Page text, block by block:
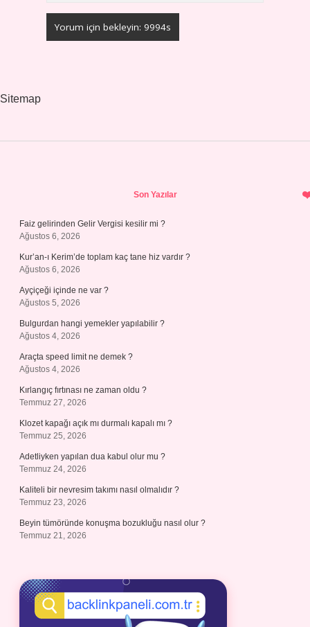
Sitemap
Son Yazılar
Faiz gelirinden Gelir Vergisi kesilir mi ?
Ağustos 6, 2026
Kur’an-ı Kerim’de toplam kaç tane hiz vardır ?
Ağustos 6, 2026
Ayçiçeği içinde ne var ?
Ağustos 5, 2026
Bulgurdan hangi yemekler yapılabilir ?
Ağustos 4, 2026
Araçta speed limit ne demek ?
Ağustos 4, 2026
Kırlangıç fırtınası ne zaman oldu ?
Temmuz 27, 2026
Klozet kapağı açık mı durmalı kapalı mı ?
Temmuz 25, 2026
Adetliyken yapılan dua kabul olur mu ?
Temmuz 24, 2026
Kaliteli bir nevresim takımı nasıl olmalıdır ?
Temmuz 23, 2026
Beyin tümöründe konuşma bozukluğu nasıl olur ?
Temmuz 21, 2026